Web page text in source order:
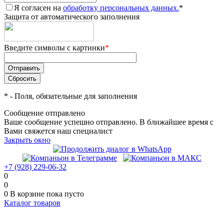
Я согласен на обработку персональных данных.*
Защита от автоматического заполнения
Введите символы с картинки*
* - Поля, обязательные для заполнения
Сообщение отправлено
Ваше сообщение успешно отправлено. В ближайшее время с
Вами свяжется наш специалист
Закрыть окно
+7 (928) 229-06-32
0
0
0 В корзине пока пусто
Каталог товаров